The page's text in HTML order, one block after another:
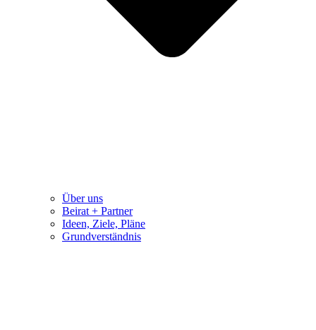
Über uns
Beirat + Partner
Ideen, Ziele, Pläne
Grundverständnis